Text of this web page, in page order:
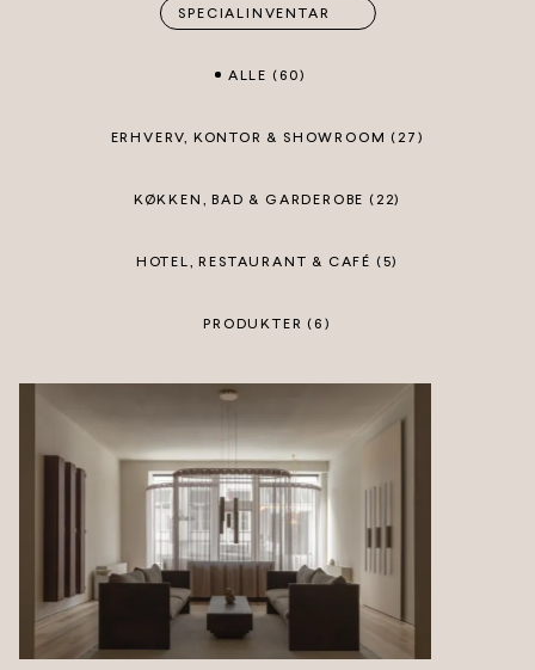
SPECIALINVENTAR
ALLE (60)
ERHVERV, KONTOR & SHOWROOM ( 27 )
KØKKEN, BAD & GARDEROBE ( 22)
HOTEL, RESTAURANT & CAFÉ (5)
PRODUKTER (6 )